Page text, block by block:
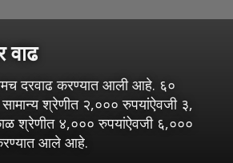
वाढ
दरवाढ करण्यात आली आहे. ६०
सामान्य श्रेणीत २,००० रुपयांऐवजी ३,
श्रेणीत ४,००० रुपयांऐवजी ६,०००
आले आहे.